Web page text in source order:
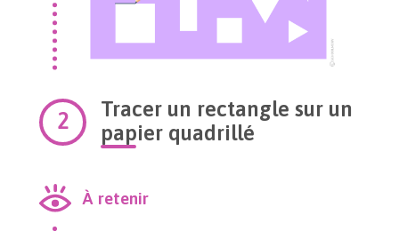
Tracer un rectangle sur un
papier quadrillé
À retenir